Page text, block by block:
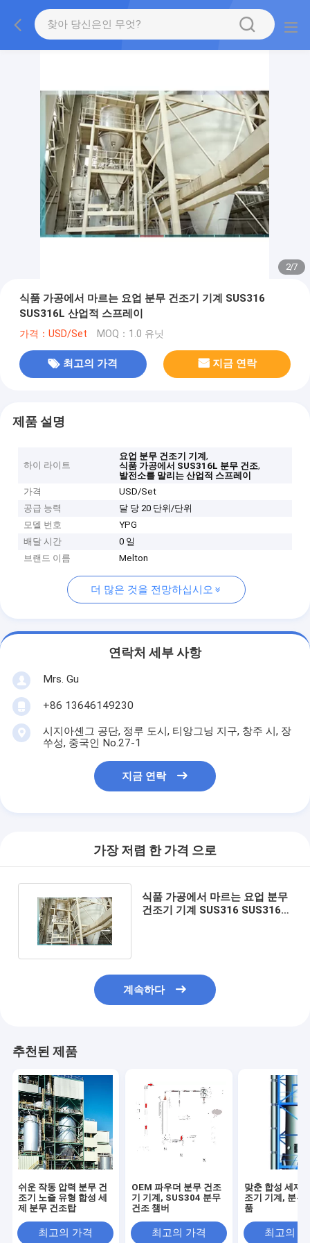
2/7
식품 가공에서 마르는 요업 분무 건조기 기계 SUS316
SUS316L 산업적 스프레이
가격：USD/Set MOQ：1.0 유닛
최고의 가격 지금 연락
제품 설명
하이 라이트
요업 분무 건조기 기계,
식품 가공에서 SUS316L 분무 건조,
발전소를 말리는 산업적 스프레이
가격
USD/Set
공급 능력
달 당 20 단위/단위
모델 번호
YPG
배달 시간
0 일
브랜드 이름
Melton
더 많은 것을 전망하십시오
연락처 세부 사항
Mrs. Gu
+86 13646149230
시지아셴그 공단, 정루 도시, 티앙그닝 지구, 창주 시, 장
쑤성, 중국인 No.27-1
지금 연락
가장 저렴 한 가격 으로
식품 가공에서 마르는 요업 분무
건조기 기계 SUS316 SUS316L
계속하다
추천된 제품
쉬운 작동 압력 분무 건
조기 노즐 유형 합성 세
제 분무 건조탑
최고의 가격
OEM 파우더 분무 건조
기 기계, SUS304 분무
건조 챔버
최고의 가격
맞춘 합성 세제
조기 기계, 분무
품
최고의